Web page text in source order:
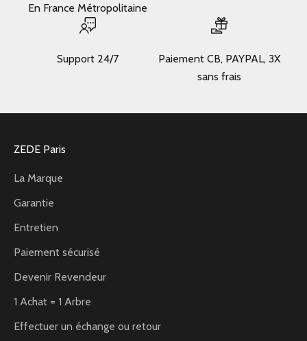
En France Métropolitaine
Support 24/7
Paiement CB, PAYPAL, 3X
sans frais
ZEDE Paris
La Marque
Garantie
Entretien
Paiement sécurisé
Devenir Revendeur
1 Achat = 1 Arbre
Effectuer un échange ou retour